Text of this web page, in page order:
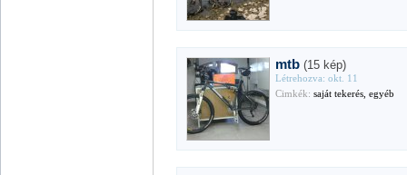
mtb (15 kép)
Létrehozva: okt. 11
Cimkék: saját tekerés, egyéb